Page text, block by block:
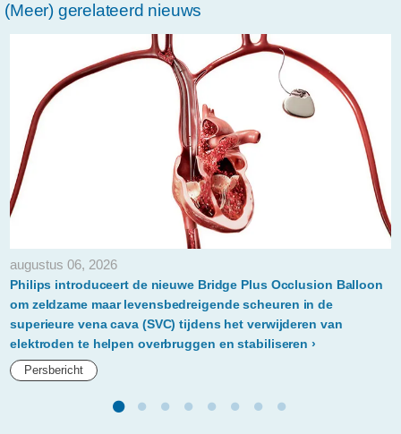
reikt-
eerste-
ziedses-
des-
plantes-
philipsprijs-
uit-
om-
innovatief-
onderzoek-
in-
de-
radiologie-
(Meer) gerelateerd nieuws
augustus 06, 2026
Philips introduceert de nieuwe Bridge Plus Occlusion Balloon
om zeldzame maar levensbedreigende scheuren in de
superieure vena cava (SVC) tijdens het verwijderen van
elektroden te helpen overbruggen en stabiliseren
Persbericht